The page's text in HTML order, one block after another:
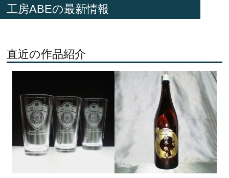
工房ABEの最新情報
直近の作品紹介